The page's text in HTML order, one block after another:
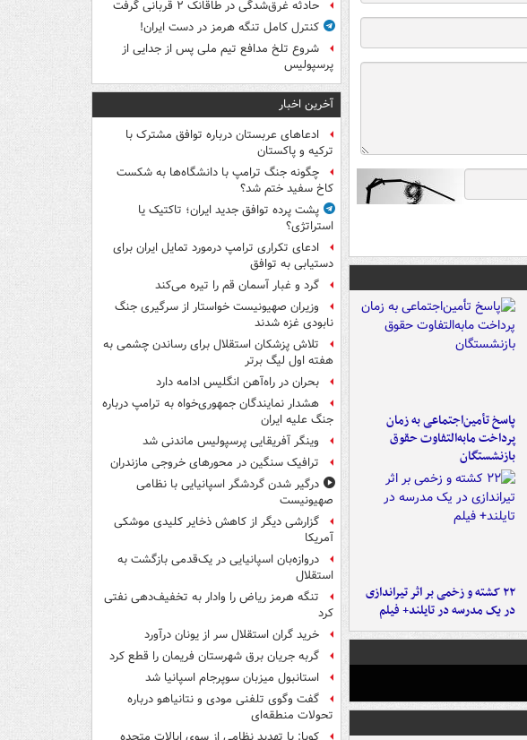
پاسخ تأمین‌اجتماعی به زمان
پرداخت مابه‌التفاوت حقوق
بازنشستگان
۲۲ کشته و زخمی بر اثر تیراندازی
در یک مدرسه در تایلند+ فیلم
حادثه غرق‌شدگی در طاقانک ۲ قربانی گرفت
کنترل کامل تنگه هرمز در دست ایران!
شروع تلخ مدافع تیم ملی پس از جدایی از
پرسپولیس
آخرین اخبار
ادعاهای عربستان درباره توافق مشترک با
ترکیه و پاکستان
چگونه جنگ ترامپ با دانشگاه‌ها به شکست
کاخ سفید ختم شد؟
پشت پرده توافق جدید ایران؛ تاکتیک یا
استراتژی؟
ادعای تکراری ترامپ درمورد تمایل ایران برای
دستیابی به توافق
گرد و غبار آسمان قم را تیره می‌کند
وزیران صهیونیست خواستار از سرگیری جنگ
نابودی غزه شدند
تلاش پزشکان استقلال برای رساندن چشمی به
هفته اول لیگ برتر
بحران در راه‌آهن انگلیس ادامه دارد
هشدار نمایندگان جمهوری‌خواه به ترامپ درباره
جنگ علیه ایران
وینگر آفریقایی پرسپولیس ماندنی شد
ترافیک سنگین در محورهای خروجی مازندران
درگیر شدن گردشگر اسپانیایی با نظامی
صهیونیست
گزارشی دیگر از کاهش ذخایر کلیدی موشکی
آمریکا
دروازه‌بان اسپانیایی در یک‌قدمی بازگشت به
استقلال
تنگه هرمز ریاض را وادار به تخفیف‌دهی نفتی
کرد
خرید گران استقلال سر از یونان درآورد
گربه جریان برق شهرستان فریمان را قطع کرد
استانبول میزبان سوپرجام اسپانیا شد
گفت وگوی تلفنی مودی و نتانیاهو درباره
تحولات منطقه‌ای